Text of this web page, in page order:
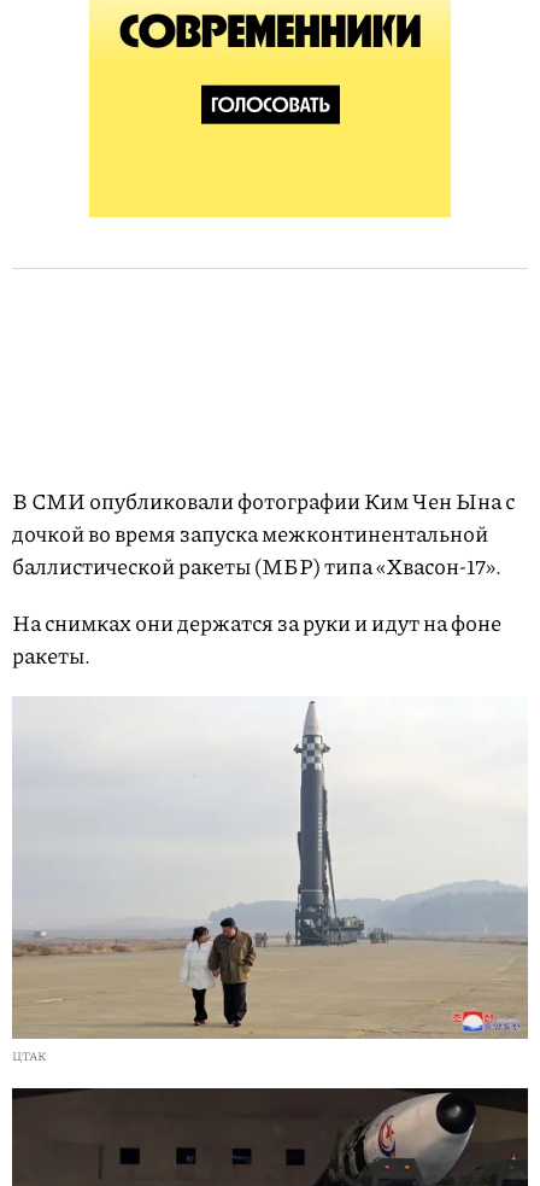
В СМИ опубликовали фотографии Ким Чен Ына с
дочкой во время запуска межконтинентальной
баллистической ракеты (МБР) типа «Хвасон-17».
На снимках они держатся за руки и идут на фоне
ракеты.
ЦТАК